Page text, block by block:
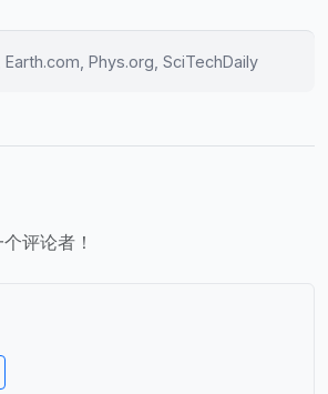
Earth.com, Phys.org, SciTechDaily
评论者！